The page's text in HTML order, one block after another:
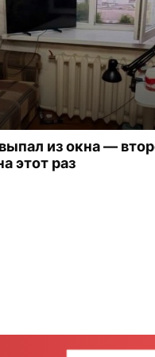
из окна —
этот раз